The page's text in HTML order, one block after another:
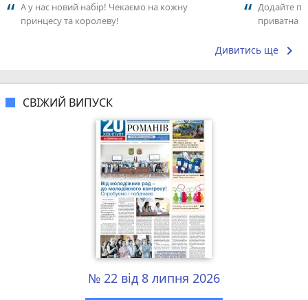
А у нас новий набір! Чекаємо на кожну
принцесу та королеву!
Додайте
приватна
Дивитись ще keyboard_arrow_right
СВІЖИЙ ВИПУСК
№ 22 від 8 липня 2026